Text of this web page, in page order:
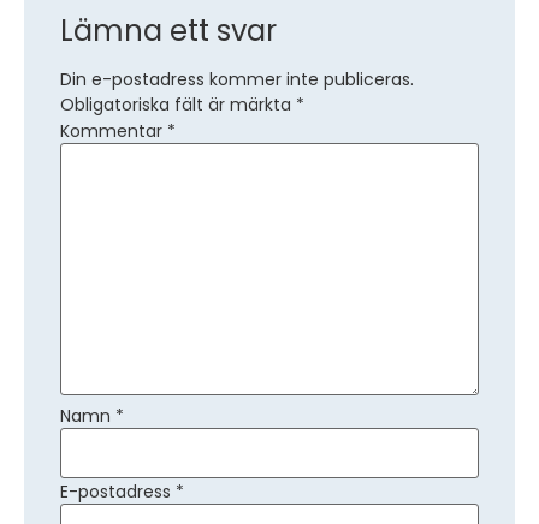
Lämna ett svar
Din e-postadress kommer inte publiceras.
Obligatoriska fält är märkta *
Kommentar *
Namn *
E-postadress *